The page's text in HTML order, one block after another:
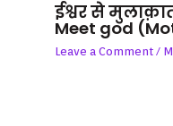
ईश्वर से
Meet god
Leave a Comment /